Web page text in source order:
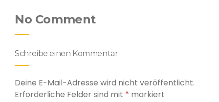
No Comment
Schreibe einen Kommentar
Deine E-Mail-Adresse wird nicht veröffentlicht.
Erforderliche Felder sind mit * markiert